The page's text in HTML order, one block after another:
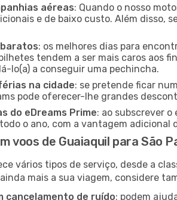
aéreas: Quando o nosso
e de baixo custo. Além disso,
: os melhores dias para
tendem a ser mais caros aos
lo(a) a conseguir uma pechincha.
na cidade: se pretende ficar
pode oferecer-lhe grandes
do eDreams Prime: ao subscrever
o ano, com a vantagem
voos de Guaiaquil para São
vários tipos de serviço, desde a
mais a sua viagem, considere
cancelamento de ruído: podem